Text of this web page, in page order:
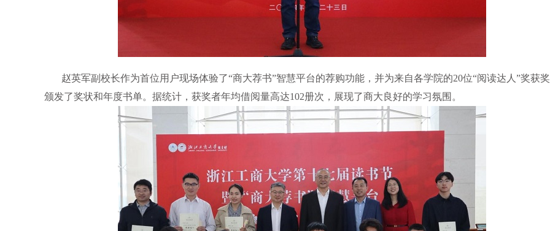
赵英军副校长作为首位用户现场体验了“商大荐书”智慧平台的荐购功能，并为来自各学院的20位“阅读达人”奖获
颁发了奖状和年度书单。据统计，获奖者年均借阅量高达102册次，展现了商大良好的学习氛围。